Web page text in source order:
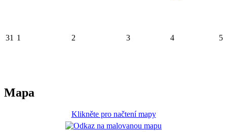
31 1 2 3 4 5
Mapa
Klikněte pro načtení mapy